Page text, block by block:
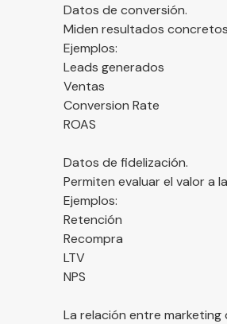
Datos de conversión.
Miden resultados
Ejemplos:
Leads generados
Ventas
Conversion Rate
ROAS
Datos de fidelización.
Permiten evaluar el valor a
Ejemplos:
Retención
Recompra
LTV
NPS
La relación entre